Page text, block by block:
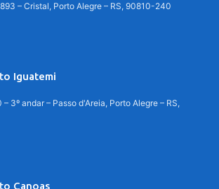
– Cristal, Porto Alegre – RS, 90810-240
Iguatemi
3º andar – Passo d'Areia, Porto Alegre – RS,
Canoas